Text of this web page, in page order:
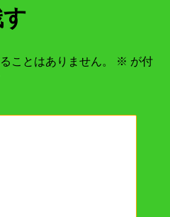
ことはありません。 ※ が付